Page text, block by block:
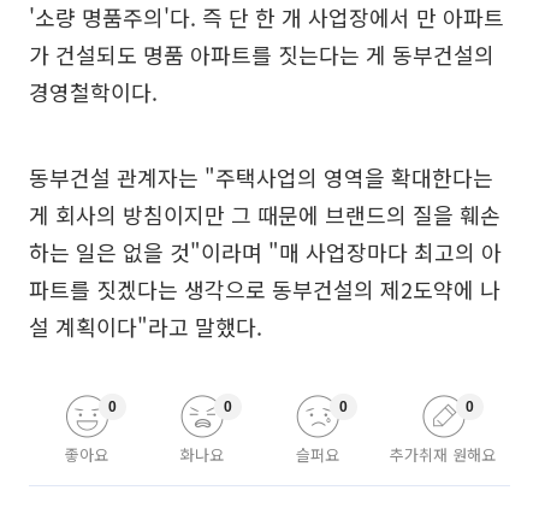
'소량 명품주의'다. 즉 단 한 개 사업장에서 만 아파트
가 건설되도 명품 아파트를 짓는다는 게 동부건설의
경영철학이다.
동부건설 관계자는 "주택사업의 영역을 확대한다는
게 회사의 방침이지만 그 때문에 브랜드의 질을 훼손
하는 일은 없을 것"이라며 "매 사업장마다 최고의 아
파트를 짓겠다는 생각으로 동부건설의 제2도약에 나
설 계획이다"라고 말했다.
좋아요
0
화나요
0
슬퍼요
0
추가취재 원해요
0